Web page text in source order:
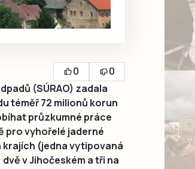
0
0
(SÚRAO) zadala
téměř 72 milionů korun
průzkumné práce
pro vyhořelé jaderné
krajích (jedna vytipovaná
v Jihočeském a tři na